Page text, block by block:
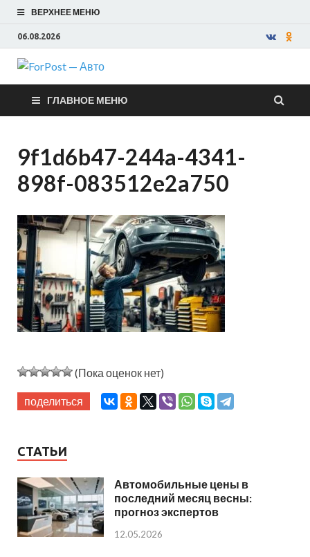
ВЕРХНЕЕ МЕНЮ
06.08.2026
ForPost —
Авто
ГЛАВНОЕ МЕНЮ
9f1d6b47-244a-4341-
898f-083512e2a750
(Пока оценок нет)
поделиться
СТАТЬИ
Автомобильные цены в
последний месяц весны:
прогноз экспертов
12.05.2026